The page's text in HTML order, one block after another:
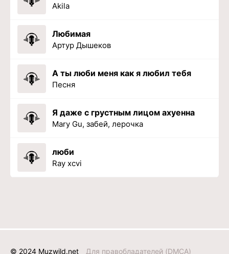
Akila
Любимая
Артур Дышеков
А ты люби меня как я любил тебя
Песня
Я даже с грустным лицом ахуенна
Mary Gu, забей, лерочка
люби
Ray xcvi
© 2024 Muzwild.net Для правобладателей (DMCA)